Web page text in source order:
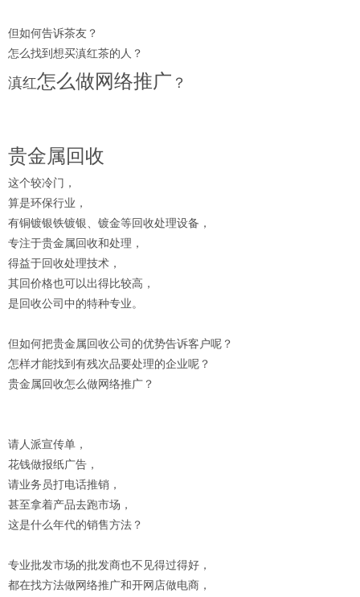
但如何告诉茶友？
怎么找到想买滇红茶的人？
滇红怎么做网络推广 ？
贵金属回收
这个较冷门，
算是环保行业，
有铜镀银铁镀银、镀金等回收处理设备，
专注于贵金属回收和处理，
得益于回收处理技术，
其回价格也可以出得比较高，
是回收公司中的特种专业。
但如何把贵金属回收公司的优势告诉客户呢？
怎样才能找到有残次品要处理的企业呢？
贵金属回收怎么做网络推广？
请人派宣传单，
花钱做报纸广告，
请业务员打电话推销，
甚至拿着产品去跑市场，
这是什么年代的销售方法？
专业批发市场的批发商也不见得过得好，
都在找方法做网络推广和开网店做电商，